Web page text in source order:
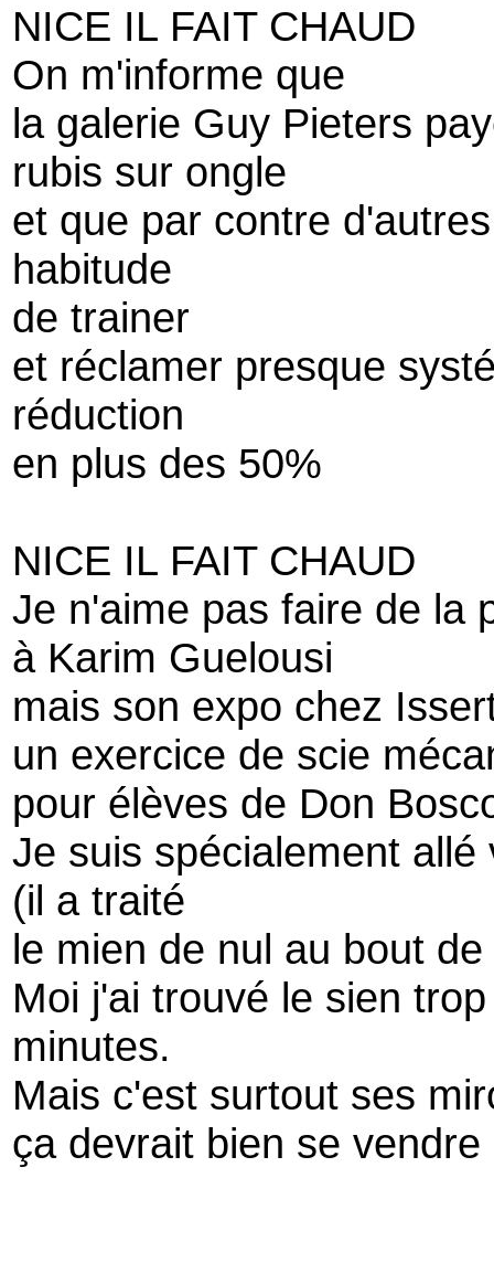
NICE IL FAIT CHAUD
On m'informe que
la galerie Guy Pieters
rubis sur ongle
et que par contre
habitude
de trainer
et réclamer presque
réduction
en plus des 50%
NICE IL FAIT CHAUD
Je n'aime pas faire de la
à Karim Guelousi
mais son expo chez
un exercice de scie
pour élèves de Don
Je suis spécialement allé
(il a traité
le mien de nul au bout
Moi j'ai trouvé le sien
minutes.
Mais c'est surtout ses
ça devrait bien se